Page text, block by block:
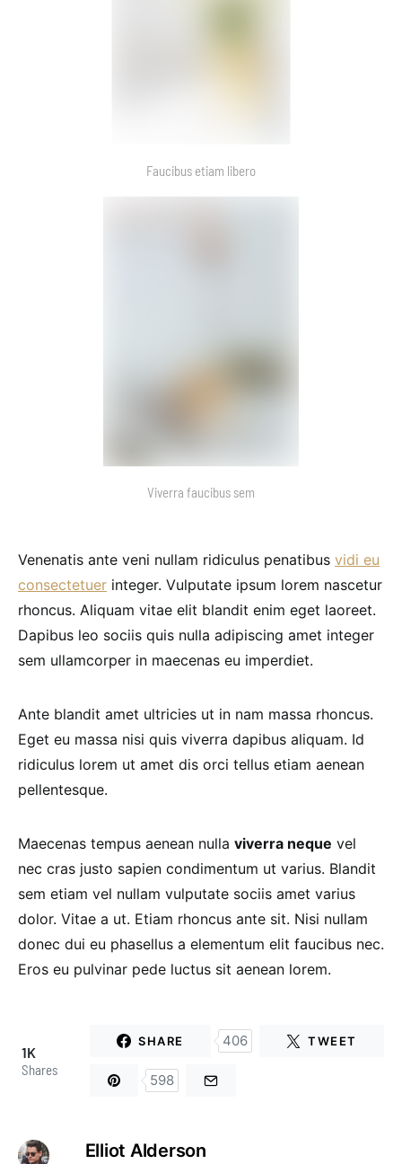
Faucibus etiam libero
Viverra faucibus sem
Venenatis ante veni nullam ridiculus penatibus vidi eu
consectetuer integer. Vulputate ipsum lorem nascetur
rhoncus. Aliquam vitae elit blandit enim eget laoreet.
Dapibus leo sociis quis nulla adipiscing amet integer
sem ullamcorper in maecenas eu imperdiet.
Ante blandit amet ultricies ut in nam massa rhoncus.
Eget eu massa nisi quis viverra dapibus aliquam. Id
ridiculus lorem ut amet dis orci tellus etiam aenean
pellentesque.
Maecenas tempus aenean nulla viverra neque vel
nec cras justo sapien condimentum ut varius. Blandit
sem etiam vel nullam vulputate sociis amet varius
dolor. Vitae a ut. Etiam rhoncus ante sit. Nisi nullam
donec dui eu phasellus a elementum elit faucibus nec.
Eros eu pulvinar pede luctus sit aenean lorem.
1K
Shares
SHARE 406 TWEET
598
Elliot Alderson